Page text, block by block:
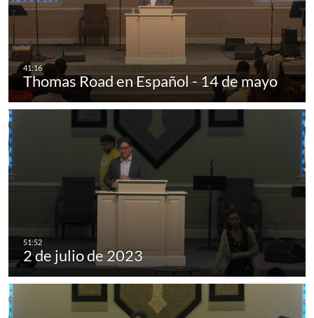
Thomas Road en Español - 14 de mayo
2 de julio de 2023